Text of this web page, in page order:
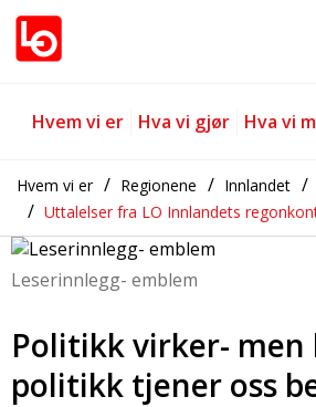
Politikk virker- men
Gå til hovedinnhold
Gå til navigasjon
Hvem vi er Hva vi gjør Hva vi
Hvem vi er Regionene Innlandet
Uttalelser fra LO Innlandets
Leserinnlegg- emblem
Politikk virker- men
politikk tjener oss